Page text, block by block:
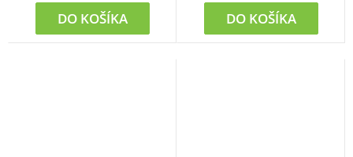
DO KOŠÍKA DO KOŠÍKA